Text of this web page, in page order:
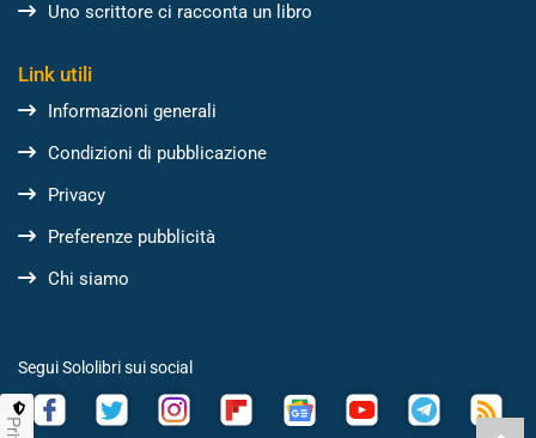
Uno scrittore ci racconta un libro
Link utili
Informazioni generali
Condizioni di pubblicazione
Privacy
Preferenze pubblicità
Chi siamo
Segui Sololibri sui social